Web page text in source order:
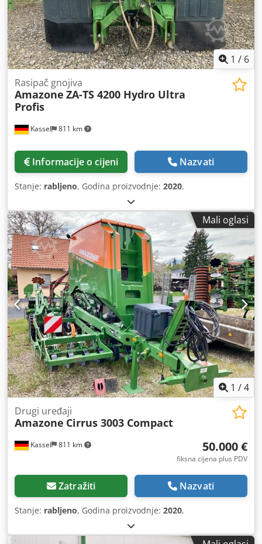
1 / 6
Kassel 811 km
Rasipač gnojiva
Amazone ZA-TS 4200 Hydro Ultra
Profis
Informacije o cijeni Nazvati
Stanje: rabljeno, Godina proizvodnje: 2020,
Mali oglasi
1 /4
Kassel 811 km
Drugi uređaji
Amazone Cirrus 3003 Compact
50.000 €
fiksna cijena plus PDV
Zatražiti Nazvati
Stanje: rabljeno, Godina proizvodnje: 2020,